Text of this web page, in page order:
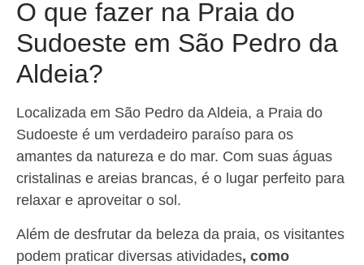
O que fazer na Praia do
Sudoeste em São Pedro da
Aldeia?
Localizada em São Pedro da Aldeia, a Praia do
Sudoeste é um verdadeiro paraíso para os
amantes da natureza e do mar. Com suas águas
cristalinas e areias brancas, é o lugar perfeito para
relaxar e aproveitar o sol.
Além de desfrutar da beleza da praia, os visitantes
podem praticar diversas atividades, como